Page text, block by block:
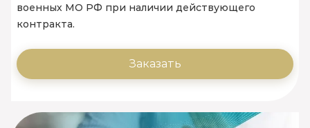
военных МО РФ при наличии действующего
контракта.
Заказать